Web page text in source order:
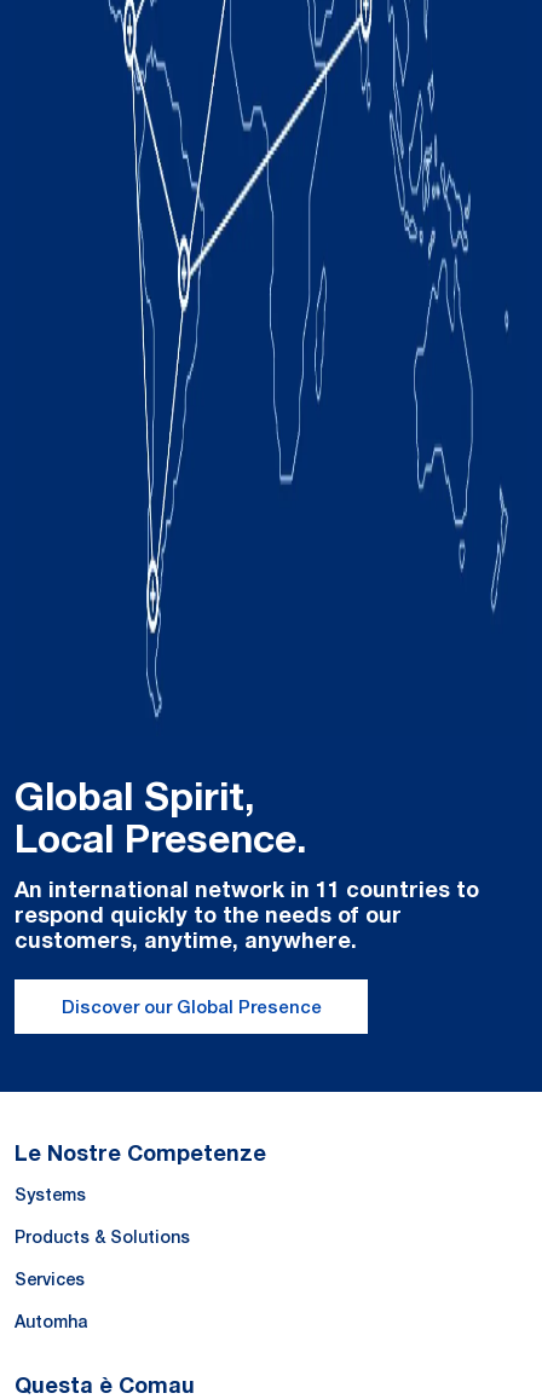
Global Spirit,
Local Presence.
An international network in 11 countries to
respond quickly to the needs of our
customers, anytime, anywhere.
Discover our Global Presence
Le Nostre Competenze
Systems
Products & Solutions
Services
Automha
Questa è Comau